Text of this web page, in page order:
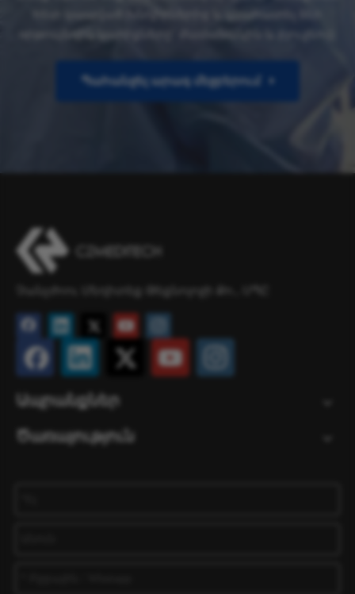
Պահանջել արագ մեջբերում
Ապրանքներ
Ծառայություն